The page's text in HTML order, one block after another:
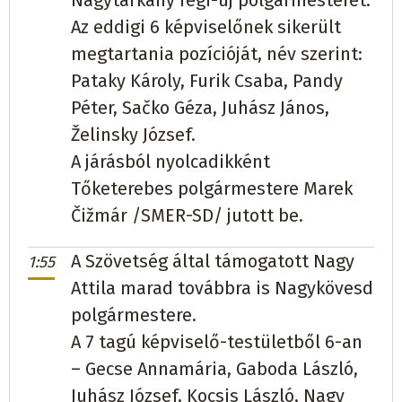
DobrókaStanislav Bajužikfüggetlen283
(76,28%)
DobóruszkaErika LakatošováSZÖVETSÉG
(68,06%)
DénesújfaluKamil Mindafüggetlen217(57,71%)
Silvia Jaššová Hlas-SD
FeketemezőVladimír Vinco független127
(64,47%)
Jana Dziaková független 123 (73,21%)
SZÖVETSÉG174(100%)
BodrogszerdahelyZoltán Mentofüggetlen
(84,05%)
BodrogszögJán IskiSZÖVETSÉG49
BodzásújlakJozef Jastrabfüggetlen
BolyAtila BohácsSZÖVETSÉG208(100%)
Anna Tünde Vargová
425
(67,35%)
Ľudovít Sütő SZÖVETSÉG 86(55,84%)
Az eddigi 6 képviselőnek sikerült
megtartania pozícióját, név szerint:
Pataky Károly, Furik Csaba, Pandy
Péter, Sačko Géza, Juhász János,
Želinsky József.
A járásból nyolcadikként
Tőketerebes polgármestere Marek
Čižmár /SMER-SD/ jutott be.
1:55
A Szövetség által támogatott Nagy
Attila marad továbbra is Nagykövesd
polgármestere.
A 7 tagú képviselő-testületből 6-an
– Gecse Annamária, Gaboda László,
Juhász József, Kocsis László, Nagy